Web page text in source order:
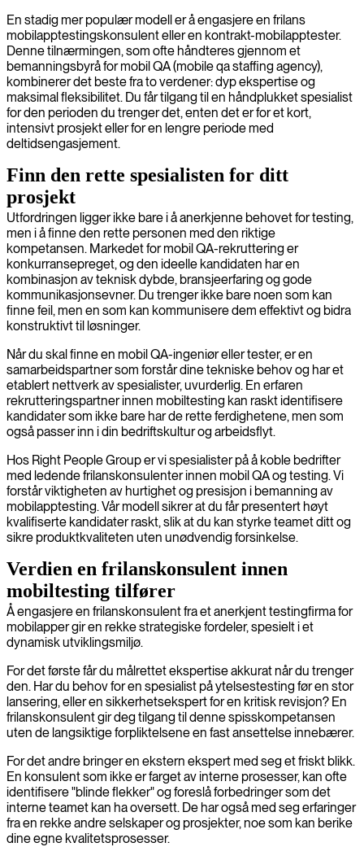
En stadig mer populær modell er å engasjere en frilans
mobilapptestingskonsulent eller en kontrakt-mobilapptester.
Denne tilnærmingen, som ofte håndteres gjennom et
bemanningsbyrå for mobil QA (mobile qa staffing agency),
kombinerer det beste fra to verdener: dyp ekspertise og
maksimal fleksibilitet. Du får tilgang til en håndplukket spesialist
for den perioden du trenger det, enten det er for et kort,
intensivt prosjekt eller for en lengre periode med
deltidsengasjement.
Finn den rette spesialisten for ditt
prosjekt
Utfordringen ligger ikke bare i å anerkjenne behovet for testing,
men i å finne den rette personen med den riktige
kompetansen. Markedet for mobil QA-rekruttering er
konkurransepreget, og den ideelle kandidaten har en
kombinasjon av teknisk dybde, bransjeerfaring og gode
kommunikasjonsevner. Du trenger ikke bare noen som kan
finne feil, men en som kan kommunisere dem effektivt og bidra
konstruktivt til løsninger.
Når du skal finne en mobil QA-ingeniør eller tester, er en
samarbeidspartner som forstår dine tekniske behov og har et
etablert nettverk av spesialister, uvurderlig. En erfaren
rekrutteringspartner innen mobiltesting kan raskt identifisere
kandidater som ikke bare har de rette ferdighetene, men som
også passer inn i din bedriftskultur og arbeidsflyt.
Hos Right People Group er vi spesialister på å koble bedrifter
med ledende frilanskonsulenter innen mobil QA og testing. Vi
forstår viktigheten av hurtighet og presisjon i bemanning av
mobilapptesting. Vår modell sikrer at du får presentert høyt
kvalifiserte kandidater raskt, slik at du kan styrke teamet ditt og
sikre produktkvaliteten uten unødvendig forsinkelse.
Verdien en frilanskonsulent innen
mobiltesting tilfører
Å engasjere en frilanskonsulent fra et anerkjent testingfirma for
mobilapper gir en rekke strategiske fordeler, spesielt i et
dynamisk utviklingsmiljø.
For det første får du målrettet ekspertise akkurat når du trenger
den. Har du behov for en spesialist på ytelsestesting før en stor
lansering, eller en sikkerhetsekspert for en kritisk revisjon? En
frilanskonsulent gir deg tilgang til denne spisskompetansen
uten de langsiktige forpliktelsene en fast ansettelse innebærer.
For det andre bringer en ekstern ekspert med seg et friskt blikk.
En konsulent som ikke er farget av interne prosesser, kan ofte
identifisere "blinde flekker" og foreslå forbedringer som det
interne teamet kan ha oversett. De har også med seg erfaringer
fra en rekke andre selskaper og prosjekter, noe som kan berike
dine egne kvalitetsprosesser.